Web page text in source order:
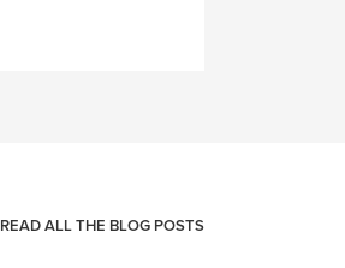
READ ALL THE BLOG POSTS